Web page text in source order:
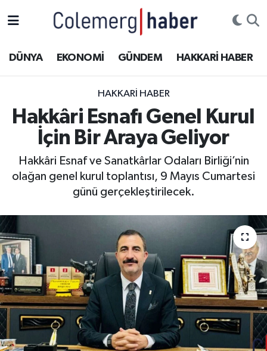
DÜNYA EKONOMİ GÜNDEM HAKKARİ HABER
HAKKARI HABER
Hakkâri Esnafı Genel Kurul
İçin Bir Araya Geliyor
Hakkâri Esnaf ve Sanatkârlar Odaları Birliği’nin
olağan genel kurul toplantısı, 9 Mayıs Cumartesi
günü gerçekleştirilecek.
ASAYİŞ
DOĞA
DÜNYA
GÜNDEM
Hakkari Haber
İLGİNÇ HABERLER
KADIN
Hakkâri Hava Durumu
Hakkari Namaz Vakitleri
Hakkâri Trafik Yoğunluk Haritası
Süper Lig Puan Durumu ve Fikstür
Tüm Manşetler
Son Dakika Haberleri
Haber Arşivi